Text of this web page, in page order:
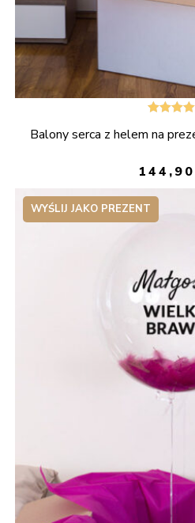
5.00na
Balony serca z helem na
144,90
WYŚLIJ JAKO PREZENT